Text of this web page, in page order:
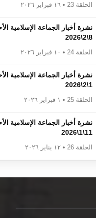
الحلقة 23 • ١٦ فبراير ٢٠٢٦
نشرة أخبار الجماعة الإسلامية
8\2\2026
الحلقة 24 • ١٠ فبراير ٢٠٢٦
نشرة أخبار الجماعة الإسلامية
1\2\2026
الحلقة 25 • ١ فبراير ٢٠٢٦
نشرة أخبار الجماعة الإسلامية
11\1\2026
الحلقة 26 • ١٢ يناير ٢٠٢٦